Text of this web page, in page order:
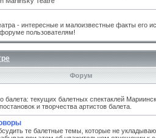
- интересные и малоизвестные факты его
пользователям!
Форум
текущих балетных спектаклей
и творчества артистов балета.
те балетные темы, которые не